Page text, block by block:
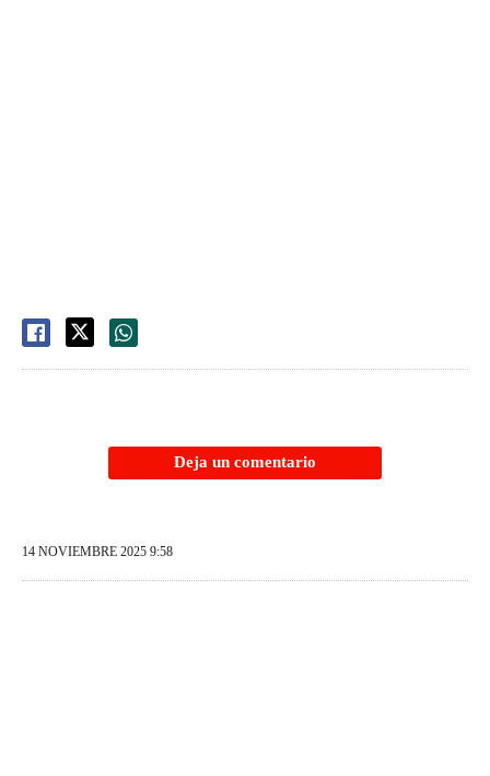
Deja un comentario
14 NOVIEMBRE 2025 9:58